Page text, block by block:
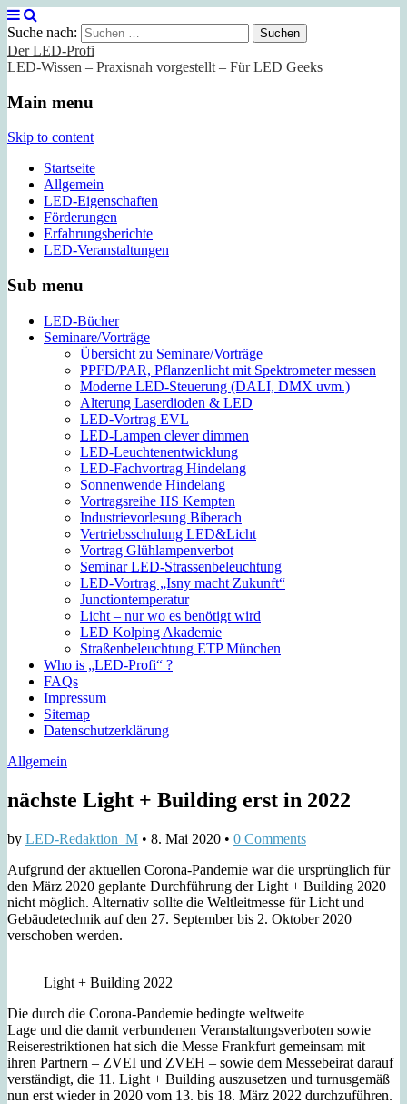
Suche nach:
Der LED-Profi
LED-Wissen – Praxisnah vorgestellt – Für LED Geeks
Main menu
Skip to content
Startseite
Allgemein
LED-Eigenschaften
Förderungen
Erfahrungsberichte
LED-Veranstaltungen
Sub menu
LED-Bücher
Seminare/Vorträge
Übersicht zu Seminare/Vorträge
PPFD/PAR, Pflanzenlicht mit Spektrometer messen
Moderne LED-Steuerung (DALI, DMX uvm.)
Alterung Laserdioden & LED
LED-Vortrag EVL
LED-Lampen clever dimmen
LED-Leuchtenentwicklung
LED-Fachvortrag Hindelang
Sonnenwende Hindelang
Vortragsreihe HS Kempten
Industrievorlesung Biberach
Vertriebsschulung LED&Licht
Vortrag Glühlampenverbot
Seminar LED-Strassenbeleuchtung
LED-Vortrag „Isny macht Zukunft“
Junctiontemperatur
Licht – nur wo es benötigt wird
LED Kolping Akademie
Straßenbeleuchtung ETP München
Who is „LED-Profi“ ?
FAQs
Impressum
Sitemap
Datenschutzerklärung
Allgemein
nächste Light + Building erst in 2022
by LED-Redaktion_M • 8. Mai 2020 • 0 Comments
Aufgrund der aktuellen Corona-Pandemie war die ursprünglich für
den März 2020 geplante Durchführung der Light + Building 2020
nicht möglich. Alternativ sollte die Weltleitmesse für Licht und
Gebäudetechnik auf den 27. September bis 2. Oktober 2020
verschoben werden.
Light + Building 2022
Die durch die Corona-Pandemie bedingte weltweite
Lage und die damit verbundenen Veranstaltungsverboten sowie
Reiserestriktionen hat sich die Messe Frankfurt gemeinsam mit
ihren Partnern – ZVEI und ZVEH – sowie dem Messebeirat darauf
verständigt, die 11. Light + Building auszusetzen und turnusgemäß
nun erst wieder in 2020 vom 13. bis 18. März 2022 durchzuführen.